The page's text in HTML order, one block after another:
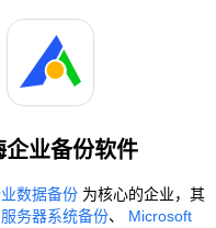
企业备份软件
数据备份 为核心的企业，其
服务器系统备份、 Microsoft